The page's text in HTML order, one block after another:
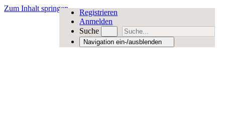
Zum Inhalt springen
Registrieren
Anmelden
Suche
Navigation ein-/ausblenden